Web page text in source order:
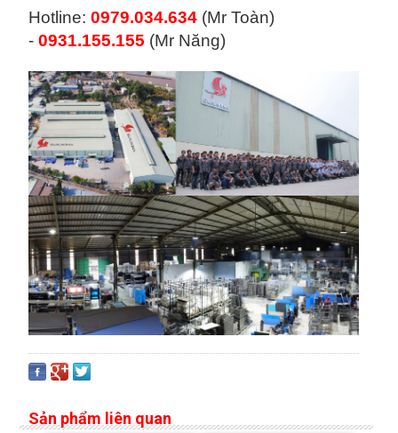
Hotline: 0979.034.634(Mr Toàn)
- 0931.155.155 (Mr Năng)
Sản phẩm liên quan